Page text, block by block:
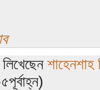
শাহেনশাহ